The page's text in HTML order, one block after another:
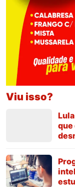
Viu isso?
que